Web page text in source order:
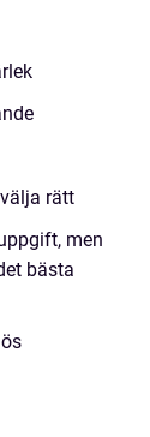
rätt
men
bästa